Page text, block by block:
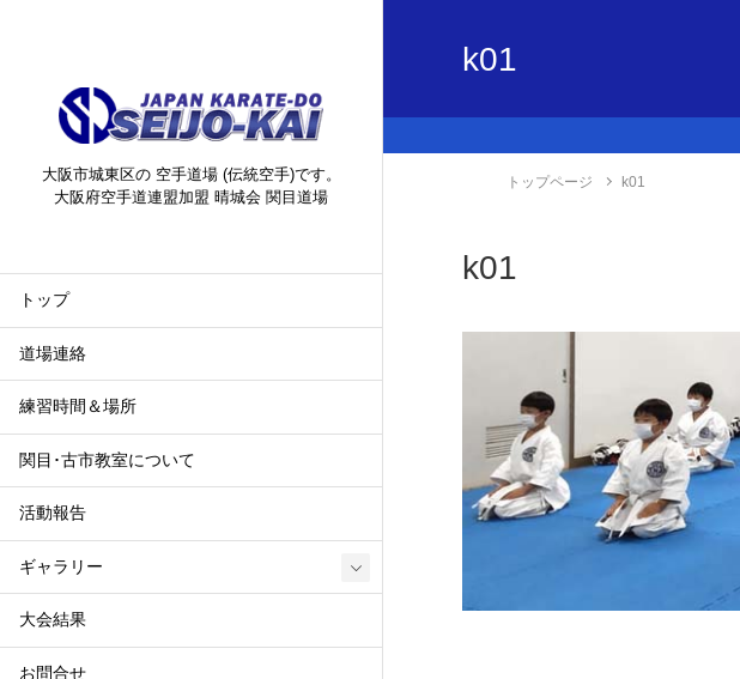
大阪市城東区の 空手道場 (伝統空手)です。
大阪府空手道連盟加盟 晴城会 関目道場
トップ
道場連絡
練習時間＆場所
関目･古市教室について
活動報告
ギャラリー
大会結果
お問合せ
k01
トップページ k01
k01